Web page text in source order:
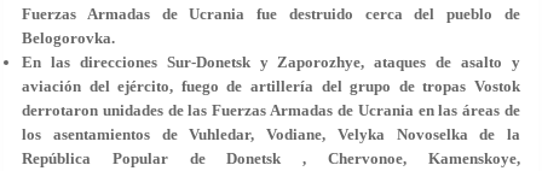
Fuerzas Armadas de Ucrania fue destruido cerca del pueblo de
Belogorovka.
En las direcciones Sur-Donetsk y Zaporozhye, ataques de asalto y
aviación del ejército, fuego de artillería del grupo de tropas Vostok
derrotaron unidades de las Fuerzas Armadas de Ucrania en las áreas de
los asentamientos de Vuhledar, Vodiane, Velyka Novoselka de la
República Popular de Donetsk , Chervonoe, Kamenskoye,